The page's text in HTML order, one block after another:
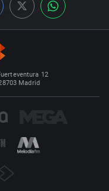
12
Madrid